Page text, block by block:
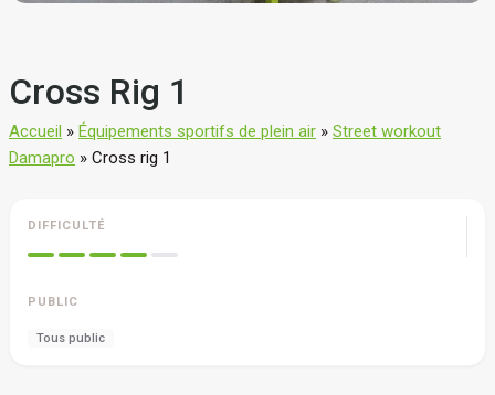
Cross Rig 1
Accueil » Équipements sportifs de plein air » Street workout
Damapro » Cross rig 1
DIFFICULTÉ
PUBLIC
Tous public